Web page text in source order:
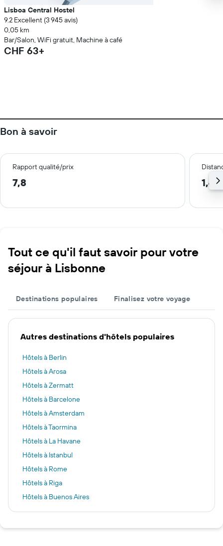
Lisboa Central Hostel
9.2 Excellent (3 945 avis)
0,05 km
Bar/Salon, WiFi gratuit, Machine à café
CHF 63+
Bon à savoir
Rapport qualité/prix
7,8 1,4
Tout ce qu'il faut savoir pour votre
séjour à Lisbonne
Destinations populaires Finalisez votre voyage
Autres destinations d'hôtels populaires
Hôtels à Berlin
Hôtels à Arosa
Hôtels à Zermatt
Hôtels à Barcelone
Hôtels à Amsterdam
Hôtels à Taormina
Hôtels à La Havane
Hôtels à Istanbul
Hôtels à Rome
Hôtels à Riga
Hôtels à Buenos Aires
Hôtels à Newark